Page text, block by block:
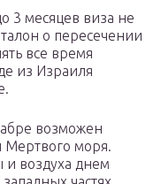
3 месяцев виза не
о пересечении
все время
из Израиля
возможен
Мертвого моря.
и воздуха днем